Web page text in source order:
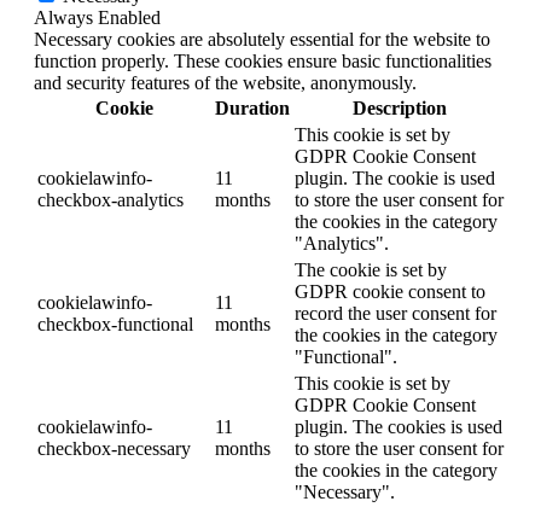
Always Enabled
Necessary cookies are absolutely essential for the website to
function properly. These cookies ensure basic functionalities
and security features of the website, anonymously.
Cookie
Duration Description
cookielawinfo-
checkbox-analytics
11
months
This cookie is set by
GDPR Cookie Consent
plugin. The cookie is used
to store the user consent for
the cookies in the category
"Analytics".
cookielawinfo-
checkbox-functional
11
months
The cookie is set by
GDPR cookie consent to
record the user consent for
the cookies in the category
"Functional".
cookielawinfo-
checkbox-necessary
11
months
This cookie is set by
GDPR Cookie Consent
plugin. The cookies is used
to store the user consent for
the cookies in the category
"Necessary".